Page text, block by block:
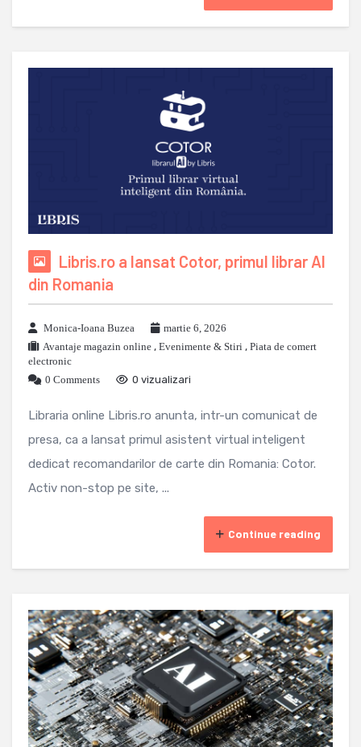
Libris.ro a lansat Cotor, primul librar AI
din Romania
Monica-Ioana Buzea
martie 6, 2026
Avantaje magazin online , Evenimente & Stiri , Piata de comert
electronic
0 Comments
0 vizualizari
Libraria online Libris.ro anunta, intr-un comunicat de
presa, ca a lansat primul asistent virtual inteligent
dedicat recomandarilor de carte din Romania: Cotor.
Activ non-stop pe site, ...
Continue reading